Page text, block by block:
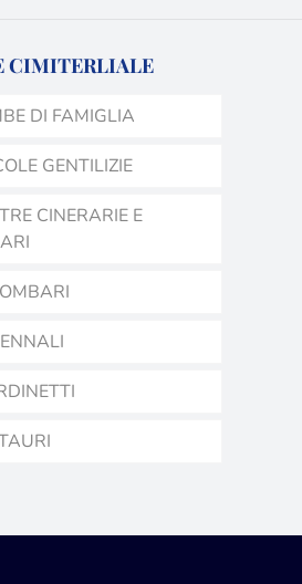
CIMITERLIALE
DI FAMIGLIA
GENTILIZIE
CINERARIE E